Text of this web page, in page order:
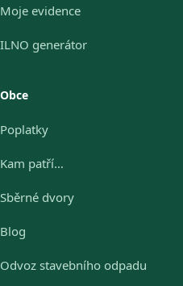
Moje evidence
ILNO generátor
Obce
Poplatky
Kam patří…
Sběrné dvory
Blog
Odvoz stavebního odpadu